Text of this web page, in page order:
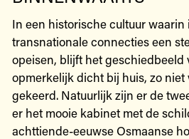
In een historische cultuur
transnationale connecties een
opeisen, blijft het geschiedbeeld
opmerkelijk dicht bij huis, zo
gekeerd. Natuurlijk zijn er de
er het mooie kabinet met de
achttiende-eeuwse Osmaanse